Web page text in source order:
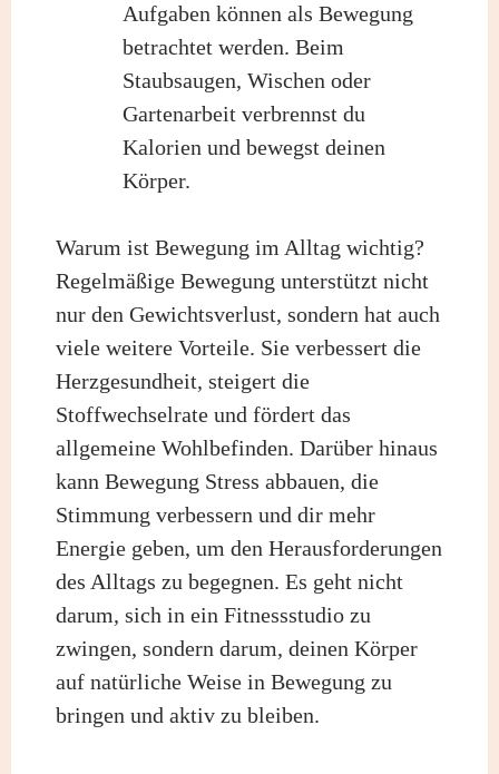
Aufgaben können als Bewegung
betrachtet werden. Beim
Staubsaugen, Wischen oder
Gartenarbeit verbrennst du
Kalorien und bewegst deinen
Körper.
Warum ist Bewegung im Alltag wichtig?
Regelmäßige Bewegung unterstützt nicht
nur den Gewichtsverlust, sondern hat auch
viele weitere Vorteile. Sie verbessert die
Herzgesundheit, steigert die
Stoffwechselrate und fördert das
allgemeine Wohlbefinden. Darüber hinaus
kann Bewegung Stress abbauen, die
Stimmung verbessern und dir mehr
Energie geben, um den Herausforderungen
des Alltags zu begegnen. Es geht nicht
darum, sich in ein Fitnessstudio zu
zwingen, sondern darum, deinen Körper
auf natürliche Weise in Bewegung zu
bringen und aktiv zu bleiben.